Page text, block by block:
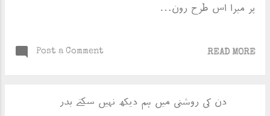
پر میرا اس طرح رون…
Post a Comment READ MORE
دن کی روشنی میں ہم دیکھ نہیں سکتے بدر